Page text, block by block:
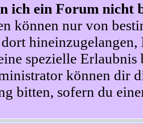
ich ein Forum nicht
können nur von
hineinzugelangen,
spezielle
können dir
bitten, sofern du